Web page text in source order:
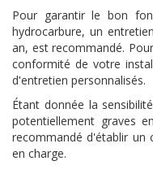
Pour garantir le bon
hydrocarbure, un
an, est recommandé.
conformité de votre
d'entretien personnalisés.
Étant donnée la
potentiellement graves
recommandé d'établir un
en charge.